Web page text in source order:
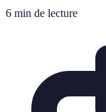
6 min de lecture